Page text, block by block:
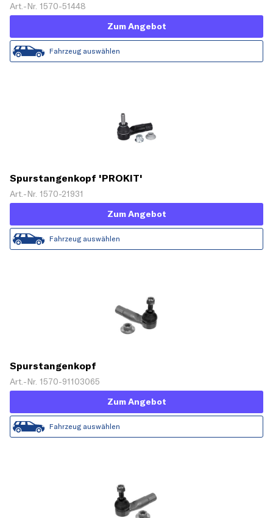
Art.-Nr. 1570-51448
Zum Angebot
Fahrzeug auswählen
Spurstangenkopf 'PROKIT'
Art.-Nr. 1570-21931
Zum Angebot
Fahrzeug auswählen
Spurstangenkopf
Art.-Nr. 1570-91103065
Zum Angebot
Fahrzeug auswählen